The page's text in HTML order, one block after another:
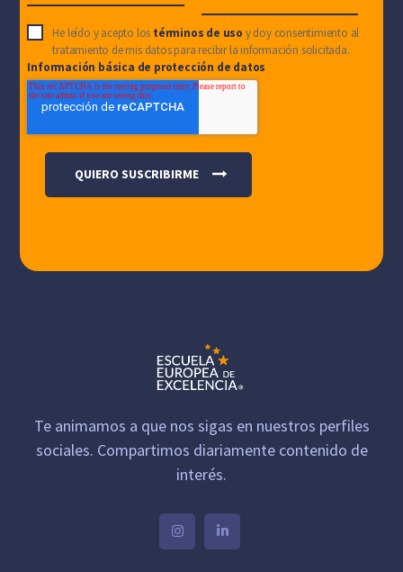
He leído y acepto los términos de uso y doy consentimiento al
tratamiento de mis datos para recibir la información solicitada.
Información básica de protección de datos
Te animamos a que nos sigas en nuestros perfiles
sociales. Compartimos diariamente contenido de
interés.